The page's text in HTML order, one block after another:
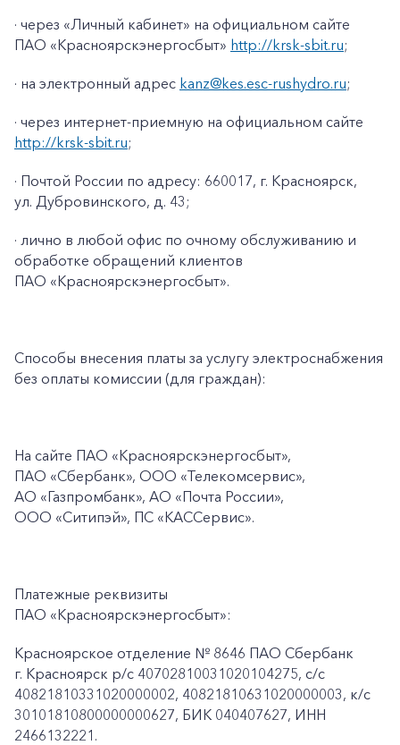
· через «Личный кабинет» на официальном сайте
ПАО «Красноярскэнергосбыт» http://krsk-sbit.ru;
· на электронный адрес kanz@kes.esc-rushydro.ru;
· через интернет-приемную на официальном сайте
http://krsk-sbit.ru;
· Почтой России по адресу: 660017, г. Красноярск,
ул. Дубровинского, д. 43;
· лично в любой офис по очному обслуживанию и
обработке обращений клиентов
ПАО «Красноярскэнергосбыт».
Способы внесения платы за услугу электроснабжения
без оплаты комиссии (для граждан):
На сайте ПАО «Красноярскэнергосбыт»,
ПАО «Сбербанк», ООО «Телекомсервис»,
АО «Газпромбанк», АО «Почта России»,
ООО «Ситипэй», ПС «КАССервис».
Платежные реквизиты
ПАО «Красноярскэнергосбыт»:
Красноярское отделение № 8646 ПАО Сбербанк
г. Красноярск p/c 40702810031020104275, с/с
40821810331020000002, 40821810631020000003, к/c
30101810800000000627, БИК 040407627, ИНН
2466132221.